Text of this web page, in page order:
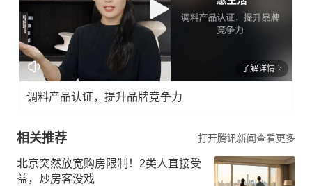
了解详情
调料产品认证，提升品牌竞争力
相关推荐 打开腾讯新闻查看更多
北京突然放宽购房限制！2类人直接受
益，炒房客没戏